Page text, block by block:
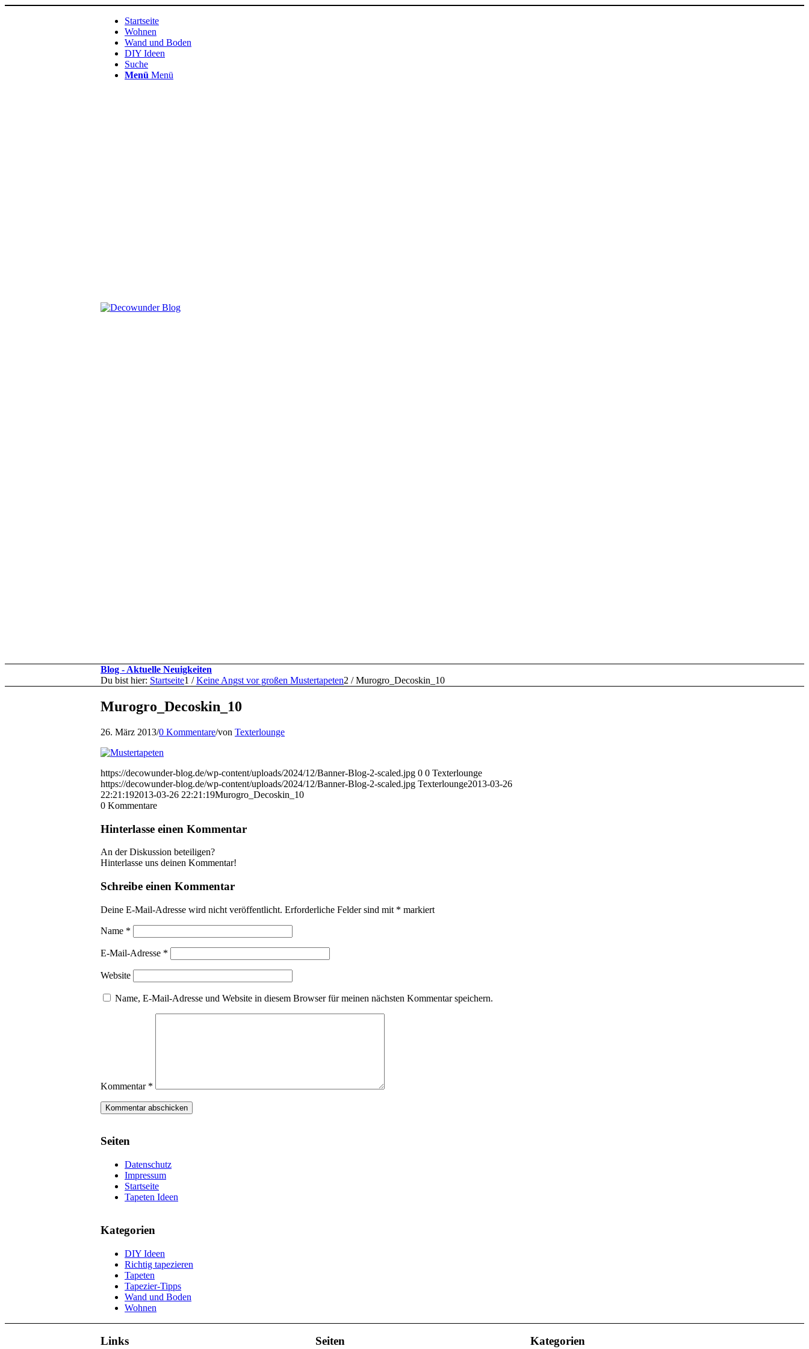
Startseite
Wohnen
Wand und Boden
DIY Ideen
Suche
Menü Menü
Blog - Aktuelle Neuigkeiten
Du bist hier: Startseite1 / Keine Angst vor großen Mustertapeten2 / Murogro_Decoskin_10
Murogro_Decoskin_10
26. März 2013/0 Kommentare/von Texterlounge
https://decowunder-blog.de/wp-content/uploads/2024/12/Banner-Blog-2-scaled.jpg 0 0 Texterlounge
https://decowunder-blog.de/wp-content/uploads/2024/12/Banner-Blog-2-scaled.jpg Texterlounge2013-03-26
22:21:192013-03-26 22:21:19Murogro_Decoskin_10
0 Kommentare
Hinterlasse einen Kommentar
An der Diskussion beteiligen?
Hinterlasse uns deinen Kommentar!
Schreibe einen Kommentar
Deine E-Mail-Adresse wird nicht veröffentlicht. Erforderliche Felder sind mit * markiert
Name *
E-Mail-Adresse *
Website
Name, E-Mail-Adresse und Website in diesem Browser für meinen nächsten Kommentar speichern.
Kommentar *
Seiten
Datenschutz
Impressum
Startseite
Tapeten Ideen
Kategorien
DIY Ideen
Richtig tapezieren
Tapeten
Tapezier-Tipps
Wand und Boden
Wohnen
Links Seiten Kategorien